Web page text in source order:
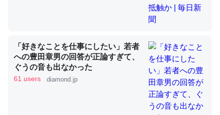
論文では「淡水はカルシウムも酸素も不足してて両方に不
利だから両方が拮抗してるのでは」とあって面白い。海に
ずキチンを強化してる筈だが、酵素が違うのか？
─ニュース :: 【研究発表】昆虫学の大問題＝「昆虫はなぜ海にいな
いのか」に関する新仮説
「好きなことを仕事にしたい」若者
への豊田章男の回答が正論すぎて、
ぐうの音も出なかった
61 users diamond.jp